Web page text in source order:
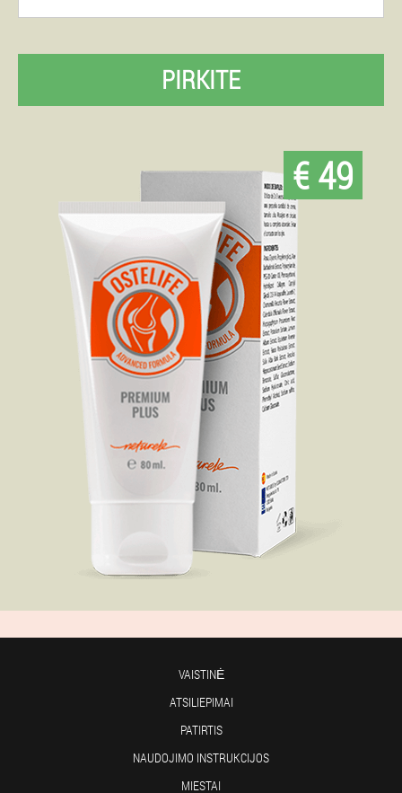
PIRKITE
€ 49
VAISTINĖ
ATSILIEPIMAI
PATIRTIS
NAUDOJIMO INSTRUKCIJOS
MIESTAI